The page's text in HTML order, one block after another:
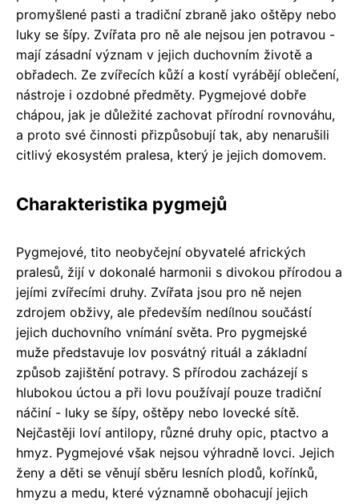
promyšlené pasti a tradiční zbraně jako oštěpy nebo
luky se šípy. Zvířata pro ně ale nejsou jen potravou -
mají zásadní význam v jejich duchovním životě a
obřadech. Ze zvířecích kůží a kostí vyrábějí oblečení,
nástroje i ozdobné předměty. Pygmejové dobře
chápou, jak je důležité zachovat přírodní rovnováhu,
a proto své činnosti přizpůsobují tak, aby nenarušili
citlivý ekosystém pralesa, který je jejich domovem.
Charakteristika pygmejů
Pygmejové, tito neobyčejní obyvatelé afrických
pralesů, žijí v dokonalé harmonii s divokou přírodou a
jejími zvířecími druhy. Zvířata jsou pro ně nejen
zdrojem obživy, ale především nedílnou součástí
jejich duchovního vnímání světa. Pro pygmejské
muže představuje lov posvátný rituál a základní
způsob zajištění potravy. S přírodou zacházejí s
hlubokou úctou a při lovu používají pouze tradiční
náčiní - luky se šípy, oštěpy nebo lovecké sítě.
Nejčastěji loví antilopy, různé druhy opic, ptactvo a
hmyz. Pygmejové však nejsou výhradně lovci. Jejich
ženy a děti se věnují sběru lesních plodů, kořínků,
hmyzu a medu, které významně obohacují jejich